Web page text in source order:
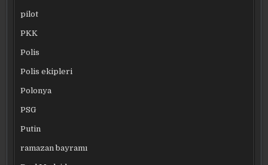
pilot
PKK
Polis
Polis ekipleri
Polonya
PSG
Putin
ramazan bayramı